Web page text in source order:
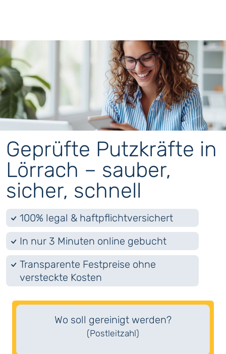
Geprüfte Putzkräfte in
Lörrach – sauber,
sicher, schnell
100% legal & haftpflichtversichert
In nur 3 Minuten online gebucht
Transparente Festpreise ohne
versteckte Kosten
Wo soll gereinigt werden?
(Postleitzahl)